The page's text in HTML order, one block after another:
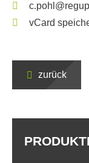
vCard
zurück